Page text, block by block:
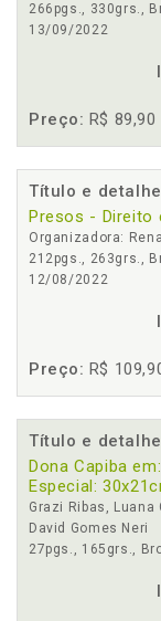
266pgs., 330grs.,
13/09/2022
Preço: R$ 89,90
Título e
Presos - Direito
Organizadora:
212pgs., 263grs.,
12/08/2022
Preço: R$
Título e
Dona Capiba
Especial:
Grazi Ribas,
David Gomes Neri
27pgs., 165grs.,